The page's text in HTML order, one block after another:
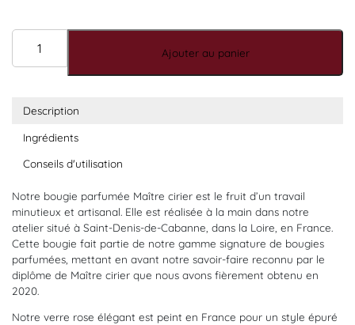
quantité de Bougie Maître Cirier - rose
Ajouter au panier
Description
Ingrédients
Conseils d'utilisation
Notre bougie parfumée Maître cirier est le fruit d’un travail
minutieux et artisanal. Elle est réalisée à la main dans notre
atelier situé à Saint-Denis-de-Cabanne, dans la Loire, en France.
Cette bougie fait partie de notre gamme signature de bougies
parfumées, mettant en avant notre savoir-faire reconnu par le
diplôme de Maître cirier que nous avons fièrement obtenu en
2020.
Notre verre rose élégant est peint en France pour un style épuré